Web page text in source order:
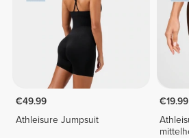
€49.99
Athleisure Jumpsuit
€19.99